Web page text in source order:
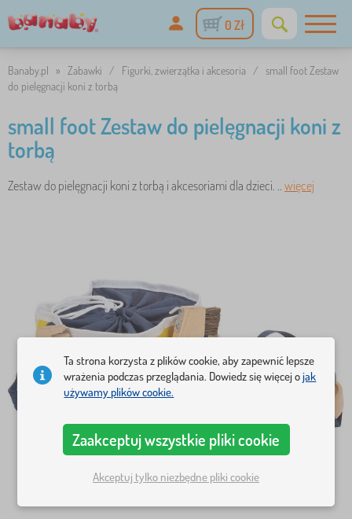
0 Zł
Banaby.pl » Zabawki / Figurki, zwierzątka i akcesoria /
small foot Zestaw
do pielęgnacji koni z torbą
small foot Zestaw do pielęgnacji koni z
torbą
Zestaw do pielęgnacji koni z torbą i akcesoriami dla dzieci. .. więcej
Ta strona korzysta z plików cookie, aby zapewnić lepsze
wrażenia podczas przeglądania. Dowiedz się więcej ojak
używamy plików cookie.
Zaakceptuj wszystkie pliki cookie
Akceptuj tylko niezbędne pliki cookie